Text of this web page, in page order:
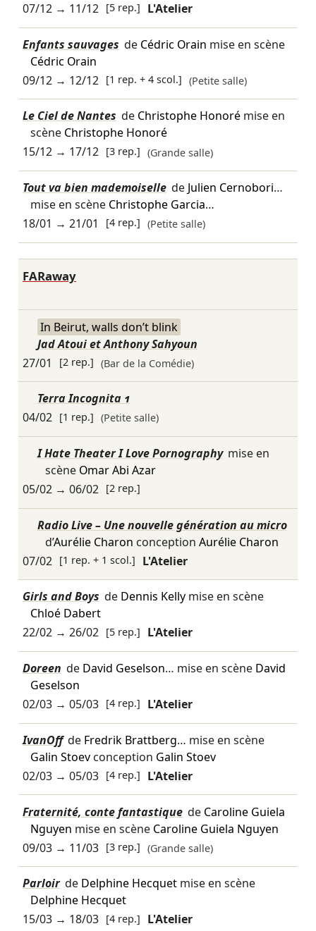
07/12→ 11/12 [5 rep.] L'Atelier
Enfants sauvages de Cédric Orain mise en scène
Cédric Orain
09/12→ 12/12 [1 rep. + 4 scol.] (Petite salle)
Le Ciel de Nantes de Christophe Honorémise en
scène Christophe Honoré
15/12→ 17/12 [3 rep.] (Grande salle)
Tout va bien mademoiselle de Julien Cernobori…
mise en scène Christophe Garcia…
18/01 → 21/01 [4 rep.] (Petite salle)
FARaway
In Beirut, walls don’t blink
Jad Atoui et Anthony Sahyoun
27/01
[2 rep.] (Bar de la Comédie)
Terra Incognita 1
04/02 [1 rep.] (Petite salle)
I Hate Theater I Love Pornography mise en
scène Omar Abi Azar
05/02→ 06/02 [2 rep.]
Radio Live – Une nouvelle génération au micro
d’Aurélie Charon conception Aurélie Charon
07/02 [1 rep. + 1 scol.] L'Atelier
Girls and Boys de Dennis Kellymise en scène
Chloé Dabert
22/02→ 26/02 [5 rep.] L'Atelier
Doreen de David Geselson… mise en scène David
Geselson
02/03→ 05/03 [4 rep.] L'Atelier
IvanOff de Fredrik Brattberg… mise en scène
Galin Stoevconception Galin Stoev
02/03→ 05/03 [4 rep.] L'Atelier
Fraternité, conte fantastique de Caroline Guiela
Nguyen mise en scène Caroline Guiela Nguyen
09/03→ 11/03 [3 rep.] (Grande salle)
Parloir de Delphine Hecquetmise en scène
Delphine Hecquet
15/03→ 18/03 [4 rep.] L'Atelier